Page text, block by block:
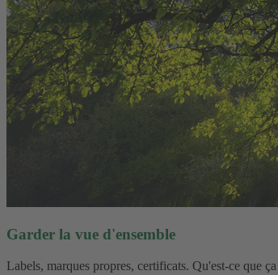
Garder la vue d'ensemble
Labels, marques propres, certificats. Qu'est-ce que